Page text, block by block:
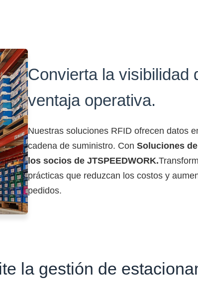
Convierta la visibilidad
ventaja operativa.
Nuestras soluciones RFID ofrecen datos
cadena de suministro. Con Soluciones
los socios de JTSPEEDWORK.
prácticas que reduzcan los costos y
pedidos.
la gestión de